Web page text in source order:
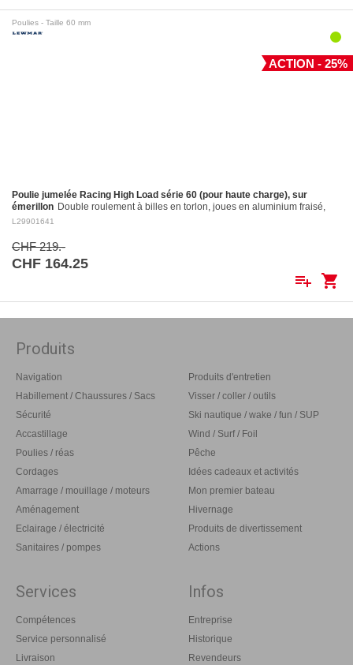
Poulies - Taille 60 mm
ACTION - 25%
Poulie jumelée Racing High Load série 60 (pour haute charge), sur
émerillon Double roulement à billes en torlon, joues en aluminium fraisé,
réa en aluminium fraisé Ø 60 mm. Réa en aluminium: ø 60 mm Pour
L29901641
CHF 219.-
CHF 164.25
playlist_add shopping_cart
Produits
Navigation
Habillement / Chaussures / Sacs
Sécurité
Accastillage
Poulies / réas
Cordages
Amarrage / mouillage / moteurs
Aménagement
Eclairage / électricité
Sanitaires / pompes
Produits d'entretien
Visser / coller / outils
Ski nautique / wake / fun / SUP
Wind / Surf / Foil
Pêche
Idées cadeaux et activités
Mon premier bateau
Hivernage
Produits de divertissement
Actions
Services
Compétences
Service personnalisé
Livraison
Infos
Entreprise
Historique
Revendeurs